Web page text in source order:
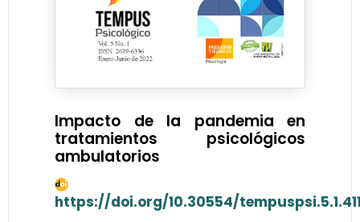
Impacto de la pandemia en
tratamientos psicológicos
ambulatorios
https://doi.org/10.30554/